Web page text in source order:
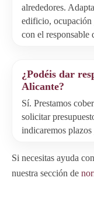
alrededores.
edificio, ocupación
con el responsable
¿Podéis dar
Alicante?
Sí. Prestamos
solicitar
indicaremos
Si necesitas ayuda
nuestra sección de